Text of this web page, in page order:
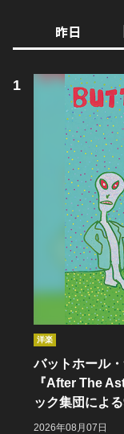
昨日
洋楽
バットホール
『After The
ック集団によ
2026年08月07日